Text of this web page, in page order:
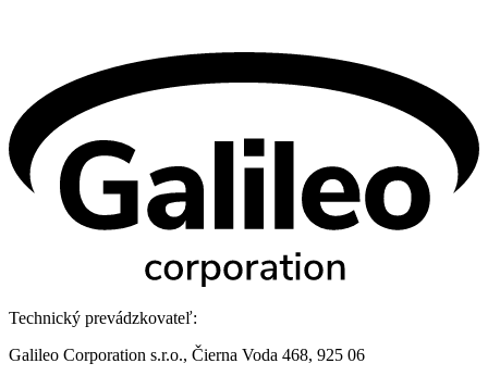
Technický prevádzkovateľ:
Galileo Corporation s.r.o., Čierna Voda 468, 925 06